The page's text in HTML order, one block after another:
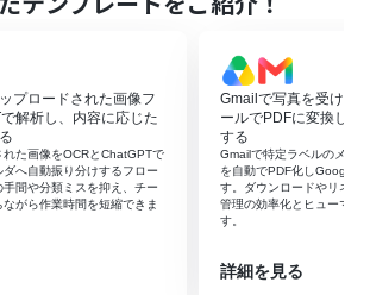
れ
連携します。
ーでGoogle Driveを選択し、「特定のフォ
くファイル・フォルダが作成されたら」と
ンを設定します。
ンで、Google Driveの「ファイルをダウン
アクションを設定し、トリガーで追加された
定します。
機能の「任意の画像やPDFを読み取る」アク
し、ダウンロードしたファイルを読み込み
プロードされた画像フ
解析し、内容に応じた
た画像をOCRとChatGPTで
へ自動振り分けするフロー
間や分類ミスを抑え、チー
がら作業時間を短縮できま
Gmailで写真を受け取
ールでPDFに変換し
する
Gmailで特定ラベルのメー
を自動でPDF化しGoogle
す。ダウンロードやリネー
管理の効率化とヒューマン
す。
詳細を見る